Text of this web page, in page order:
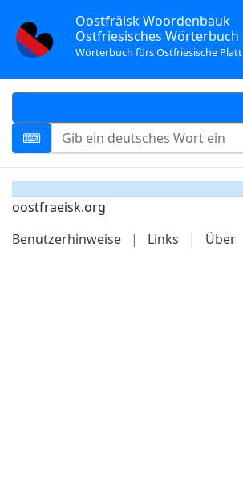
Oostfräisk Woordenbauk
Ostfriesisches Wörterbuch
Wörterbuch fürs Ostfriesische Platt
oostfraeisk.org
Benutzerhinweise
| Links | Über